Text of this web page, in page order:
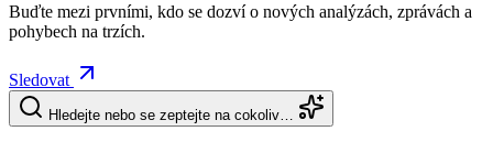
Buďte mezi prvními, kdo se dozví o nových analýzách, zprávách a
pohybech na trzích.
Sledovat
Hledejte nebo se zeptejte na cokoliv…